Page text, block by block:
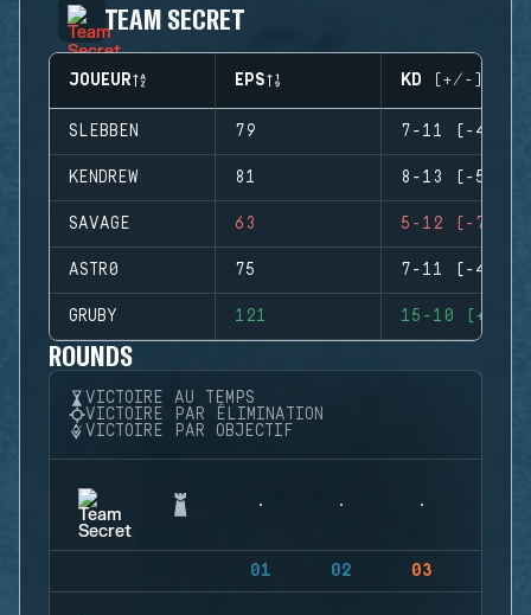
TEAM SECRET
JOUEUR EPS KD (+/-)
SLEBBEN 79 7-11 (-4)
KENDREW 81 8-13 (-5)
SAVAGE 63 5-12 (-7)
ASTR0 75 7-11 (-4)
GRUBY 121 15-10 (+5)
ROUNDS
VICTOIRE AU TEMPS
VICTOIRE PAR ÉLIMINATION
VICTOIRE PAR OBJECTIF
01 02 03